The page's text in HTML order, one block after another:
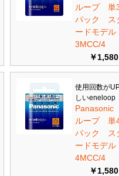
ループ 単
パック ス
ードモデ
3MCC/4
￥1,580
使用回数が
しいeneloop
ループ 単
パック ス
ードモデ
4MCC/4
￥1,580